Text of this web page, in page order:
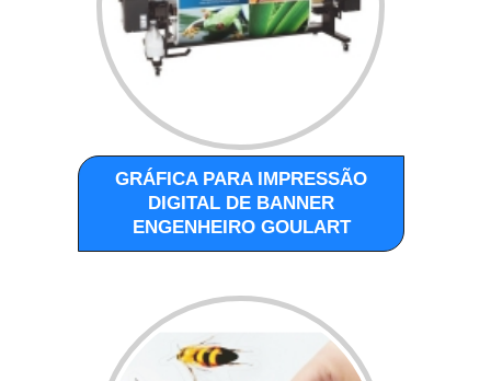
GRÁFICA PARA IMPRESSÃO
DIGITAL DE BANNER
ENGENHEIRO GOULART